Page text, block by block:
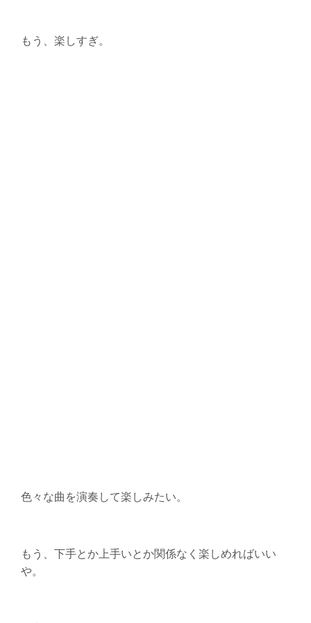
もう、楽しすぎ。
色々な曲を演奏して楽しみたい。
もう、下手とか上手いとか関係なく楽しめればいい
や。